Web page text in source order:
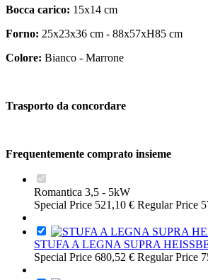
Bocca carico: 15x14 cm
Forno: 25x23x36 cm - 88x57xH85 cm
Colore: Bianco - Marrone
Trasporto da concordare
Frequentemente comprato insieme
Romantica 3,5 - 5kW
Special Price 521,10 € Regular Price
STUFA A LEGNA SUPRA
Special Price 680,52 € Regular Price